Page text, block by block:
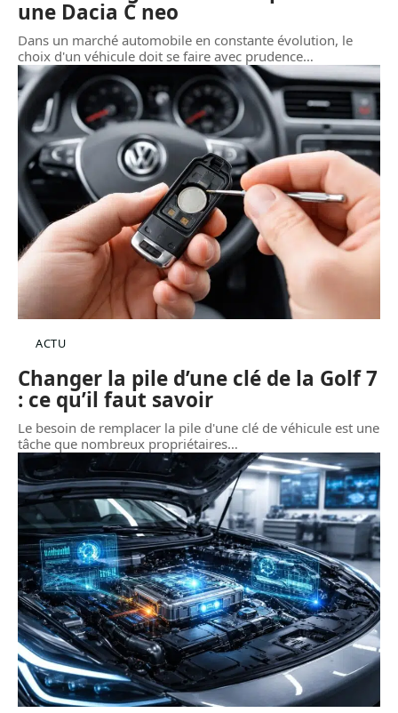
une Dacia C neo
Dans un marché automobile en constante évolution, le
choix d'un véhicule doit se faire avec prudence…
ACTU
Changer la pile d’une clé de la Golf 7
: ce qu’il faut savoir
Le besoin de remplacer la pile d'une clé de véhicule est une
tâche que nombreux propriétaires…